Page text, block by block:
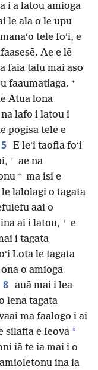
i a latou amioga
le ala o le upu
tele foʻi, e
Ae e lē
faia talu mai aso
faaumatiaga. +
Atua lona
na lafo i latou i
pogisa tele e
5 E leʻi taofia foʻi
+ ae na
+ ma isi e
lalolagi o tagata
aai o
ai i latou, + e
i tagata
Lota le tagata
o amioga
8 auā mai i lea
lenā tagata
ma faalogo i ai
silafia e Ieova *
iā te ia mai i o
ina ia